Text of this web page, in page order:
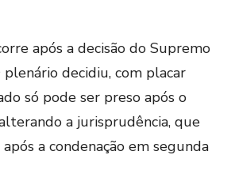
após a decisão do Supremo
decidiu, com placar
só pode ser preso após o
a jurisprudência, que
a condenação em segunda